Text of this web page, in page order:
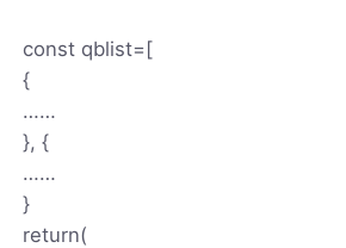
const qblist=[
{
……
}, {
……
}
return(